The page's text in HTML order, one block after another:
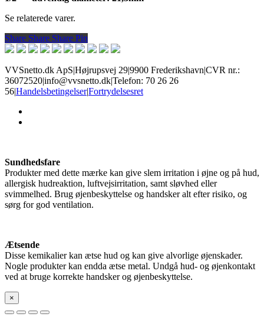
Se relaterede varer.
Share
Share Share Share Pin
VVSnetto.dk ApS|Højrupsvej 29|9900 Frederikshavn|CVR nr.:
36072520|info@vvsnetto.dk|Telefon: 70 26 26
56|Handelsbetingelser|Fortrydelsesret
Sundhedsfare
Produkter med dette mærke kan give slem irritation i øjne og på hud,
allergisk hudreaktion, luftvejsirritation, samt sløvhed eller
svimmelhed. Brug øjenbeskyttelse og handsker alt efter risiko, og
sørg for god ventilation.
Ætsende
Disse kemikalier kan ætse hud og kan give alvorlige øjenskader.
Nogle produkter kan endda ætse metal. Undgå hud- og øjenkontakt
ved at bruge korrekte handsker og øjenbeskyttelse.
×